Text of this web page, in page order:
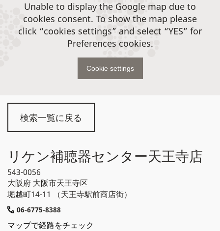
検索一覧に戻る
リケン補聴器センター天王寺店
543-0056
大阪府 大阪市天王寺区
堀越町14-11 （天王寺駅前商店街）
06-6775-8388
マップで経路をチェック
Unable to display the Google map due to
cookies consent. To show the map please
click “cookies settings” and select “YES” for
Preferences cookies.
Cookie settings